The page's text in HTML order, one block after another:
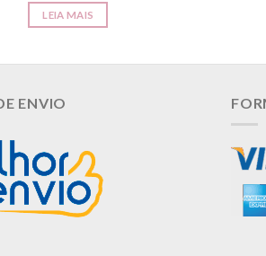
LEIA MAIS
ENVIO